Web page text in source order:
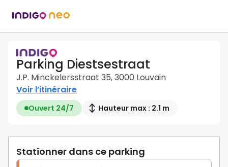
Parking Diestsestraat
J.P. Minckelersstraat 35, 3000 Louvain
Voir l’itinéraire
Ouvert 24/7 Hauteur max : 2.1 m
Stationner dans ce parking